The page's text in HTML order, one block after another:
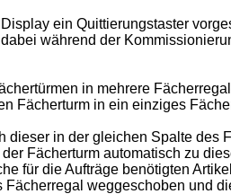
ein Quittierungstaster
während der
in mehrere
Fächerturm in ein einziges
in der gleichen Spalte des
Fächerturm automatisch zu
für die Aufträge benötigten
weggeschoben und